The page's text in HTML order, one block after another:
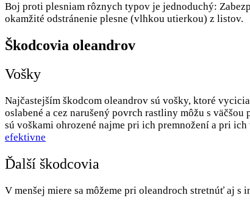
Boj proti plesniam rôznych typov je jednoduchý:
okamžité odstránenie plesne (vlhkou utierkou) z listov.
Škodcovia oleandrov
Vošky
Najčastejším škodcom oleandrov sú vošky, ktoré
oslabené a cez narušený povrch rastliny môžu s
sú voškami ohrozené najme pri ich premnožení a pri
efektivne
Ďalší škodcovia
V menšej miere sa môžeme pri oleandroch stretnúť aj s